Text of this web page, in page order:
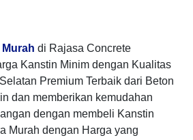
di Rajasa Concrete
Kanstin Minim dengan Kualitas
Premium Terbaik dari Beton
dan memberikan kemudahan
dengan membeli Kanstin
Murah dengan Harga yang